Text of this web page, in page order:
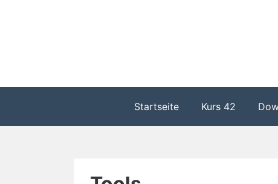
Startseite Kurs 42